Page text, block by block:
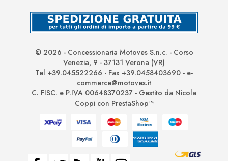
© 2026 - Concessionaria Motoves S.n.c. - Corso
Venezia, 9 - 37131 Verona (VR)
Tel +39.045522266 - Fax +39.0458403690 - e-
commerce@motoves.it
C. FISC. e P.IVA 00648370237 - Gestito da Nicola
Coppi con PrestaShop™